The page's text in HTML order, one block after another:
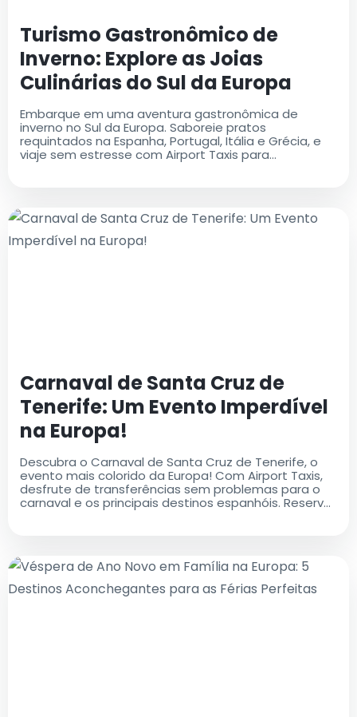
Turismo Gastronômico de
Inverno: Explore as Joias
Culinárias do Sul da Europa
Embarque em uma aventura gastronômica de
inverno no Sul da Europa. Saboreie pratos
requintados na Espanha, Portugal, Itália e Grécia, e
viaje sem estresse com Airport Taxis para
Carnaval de Santa Cruz de
Tenerife: Um Evento Imperdível
na Europa!
Descubra o Carnaval de Santa Cruz de Tenerife, o
evento mais colorido da Europa! Com Airport Taxis,
desfrute de transferências sem problemas para o
carnaval e os principais destinos espanhóis. Reserve